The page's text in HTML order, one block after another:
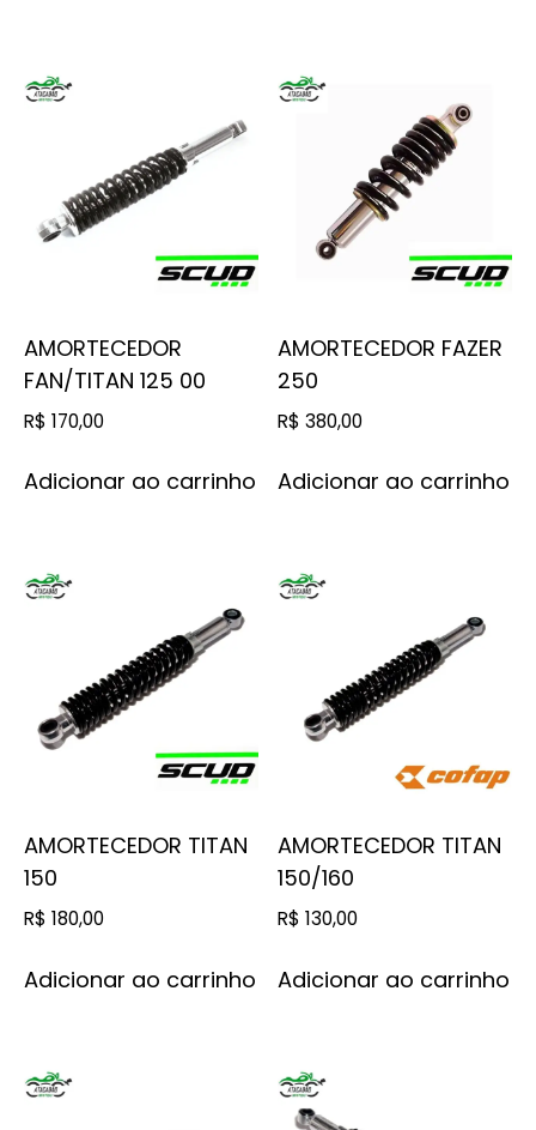
AMORTECEDOR
FAN/TITAN 125 00
R$ 170,00
Adicionar ao carrinho
AMORTECEDOR FAZER
250
R$ 380,00
Adicionar ao carrinho
AMORTECEDOR TITAN
150
R$ 180,00
Adicionar ao carrinho
AMORTECEDOR TITAN
150/160
R$ 130,00
Adicionar ao carrinho